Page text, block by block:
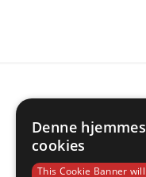
Denne
cookies
This Cookie Banner